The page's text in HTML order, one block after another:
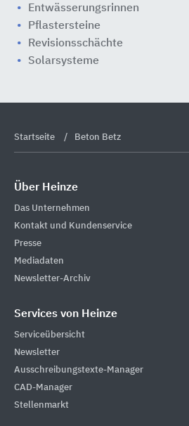
Entwässerungsrinnen
Pflastersteine
Revisionsschächte
Solarsysteme
Startseite Beton Betz
Über Heinze
Das Unternehmen
Kontakt und Kundenservice
Presse
Mediadaten
Newsletter-Archiv
Services von Heinze
Serviceübersicht
Newsletter
Ausschreibungstexte-Manager
CAD-Manager
Stellenmarkt